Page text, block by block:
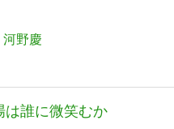
河野慶
は誰に微笑むか